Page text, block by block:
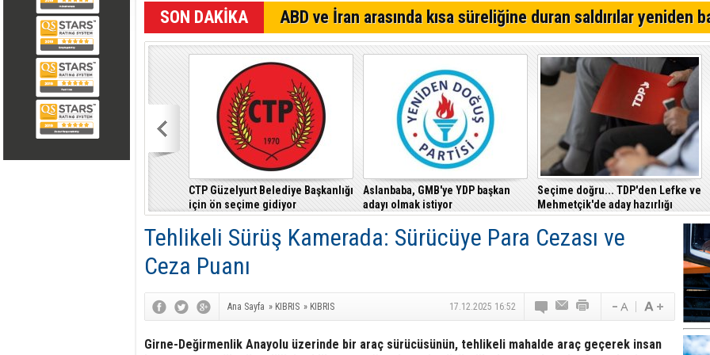
CTP, Cezaevi Disiplin Tüzüğü’nde yapılan değişiklikleri
Mahkemesi’ne taşıdı
Girne – Çamlıbel ana yolunda ölümlü kaza… Turan Obalı
SON DAKİKA ABD ve İran arasında kısa süreliğine duran saldırılar yeniden
CTP Güzelyurt Belediye Başkanlığı
için ön seçime gidiyor
Aslanbaba, GMB'ye YDP başkan
adayı olmak istiyor
Seçime doğru... TDP'den Lefke ve
Mehmetçik'de aday hazırlığı
Tehlikeli Sürüş Kamerada: Sürücüye Para Cezası ve
Ceza Puanı
Ana Sayfa » KIBRIS » KIBRIS 17.12.2025 16:52
Girne-Değirmenlik Anayolu üzerinde bir araç sürücüsünün, tehlikeli mahalde araç geçerek insan